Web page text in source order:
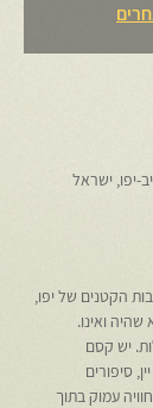
יפו, ישראל
הקטנים של יפו,
יש קסם
סיפורים
עמוק בתוך